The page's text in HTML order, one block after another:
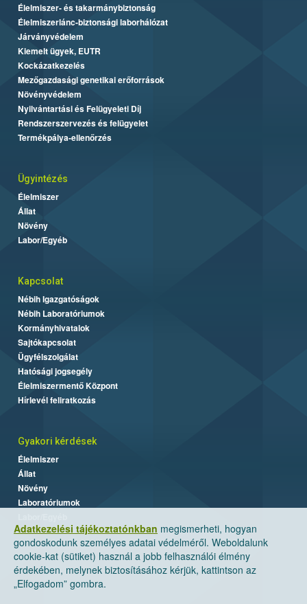
Adatkezelési tájékoztatónkban megismerheti, hogyan
gondoskodunk személyes adatai védelméről. Weboldalunk
cookie-kat (sütiket) használ a jobb felhasználói élmény
érdekében, melynek biztosításához kérjük, kattintson az
„Elfogadom” gombra.
Élelmiszer- és takarmánybiztonság
Élelmiszerlánc-biztonsági laborhálózat
Járványvédelem
Kiemelt ügyek, EUTR
Kockázatkezelés
Mezőgazdasági genetikai erőforrások
Növényvédelem
Nyilvántartási és Felügyeleti Díj
Rendszerszervezés és felügyelet
Termékpálya-ellenőrzés
Ügyintézés
Élelmiszer
Állat
Növény
Labor/Egyéb
Kapcsolat
Nébih Igazgatóságok
Nébih Laboratóriumok
Kormányhivatalok
Sajtókapcsolat
Ügyfélszolgálat
Hatósági jogsegély
Élelmiszermentő Központ
Hírlevél feliratkozás
Gyakori kérdések
Élelmiszer
Állat
Növény
Laboratóriumok